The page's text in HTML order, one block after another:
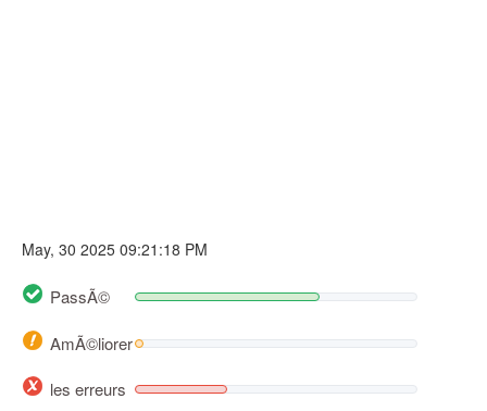
May, 30 2025 09:21:18 PM
PassÃ©
AmÃ©liorer
les erreurs